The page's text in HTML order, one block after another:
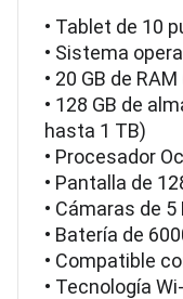
• Tablet de 10
• Sistema
• 20 GB de
• 128 GB de
hasta 1 TB)
• Procesador
• Pantalla de
• Cámaras de
• Batería de
• Compatible
• Tecnología